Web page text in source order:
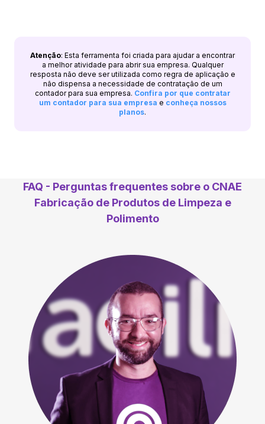
Atenção: Esta ferramenta foi criada para ajudar a encontrar
a melhor atividade para abrir sua empresa. Qualquer
resposta não deve ser utilizada como regra de aplicação e
não dispensa a necessidade de contratação de um
contador para sua empresa. Confira por que contratar
um contador para sua empresa e conheça nossos
planos.
FAQ - Perguntas frequentes sobre o CNAE
Fabricação de Produtos de Limpeza e
Polimento